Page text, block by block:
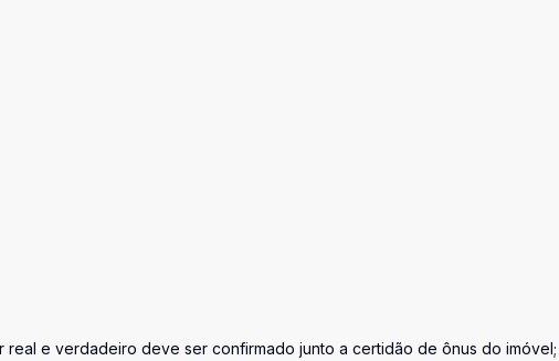
real e verdadeiro deve ser confirmado junto a certidão de ônus do imóvel;